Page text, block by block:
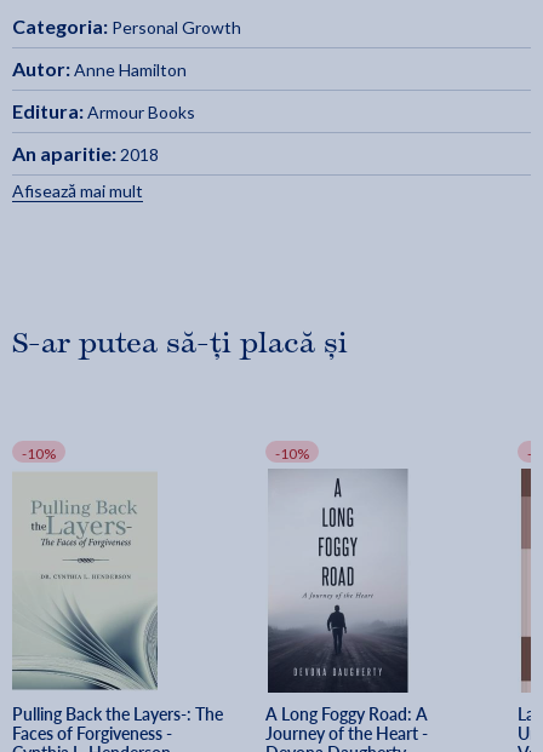
of forgetting in relation to thresholds and covenants.
Because the opposite of remembering is dismembering--
dismembering of truth--the spirit of forgetting is able to
bar the way into our calling.
But there is an answer.
Categoria: Personal Growth
Autor:Anne Hamilton
Editura:Armour Books
An aparitie: 2018
Afisează mai mult
S-ar putea să-ți placă și
-10%
Pulling Back the Layers-: The
Faces of Forgiveness -
-10%
A Long Foggy Road: A
Journey of the Heart -
-
La